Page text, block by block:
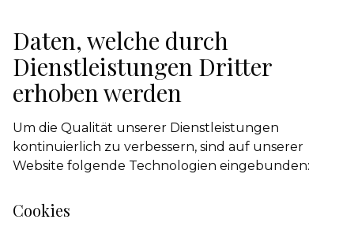
Daten, welche durch
Dienstleistungen Dritter
erhoben werden
Um die Qualität unserer Dienstleistungen
kontinuierlich zu verbessern, sind auf unserer
Website folgende Technologien eingebunden:
Cookies